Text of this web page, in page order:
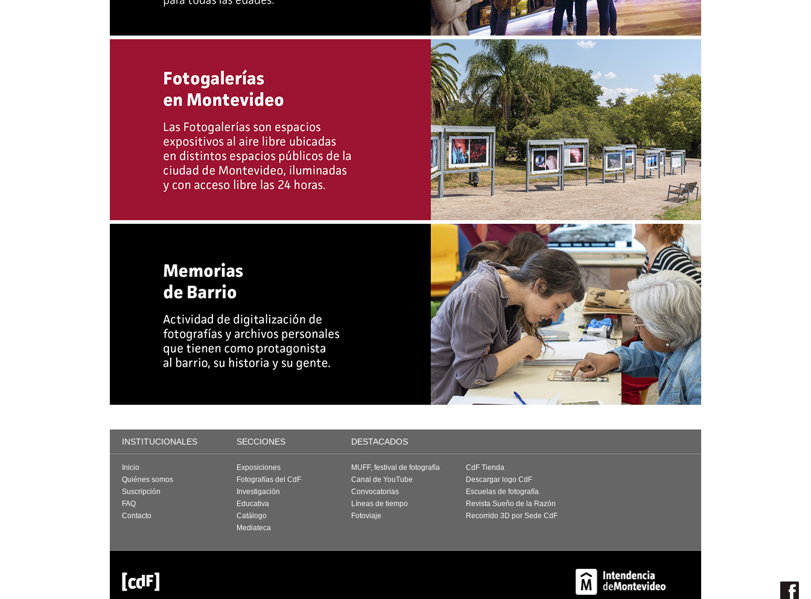
INSTITUCIONALES SECCIONES DESTACADOS
Inicio
Quiénes somos
Suscripción
FAQ
Contacto
Exposiciones
Fotografías del CdF
Investigación
Educativa
Catálogo
Mediateca
MUFF, festival de fotografía
Canal de YouTube
Convocatorias
Líneas de tiempo
Fotoviaje
CdF Tienda
Descargar logo CdF
Escuelas de fotografía
Revista Sueño de la Razón
Recorrido 3D por Sede CdF